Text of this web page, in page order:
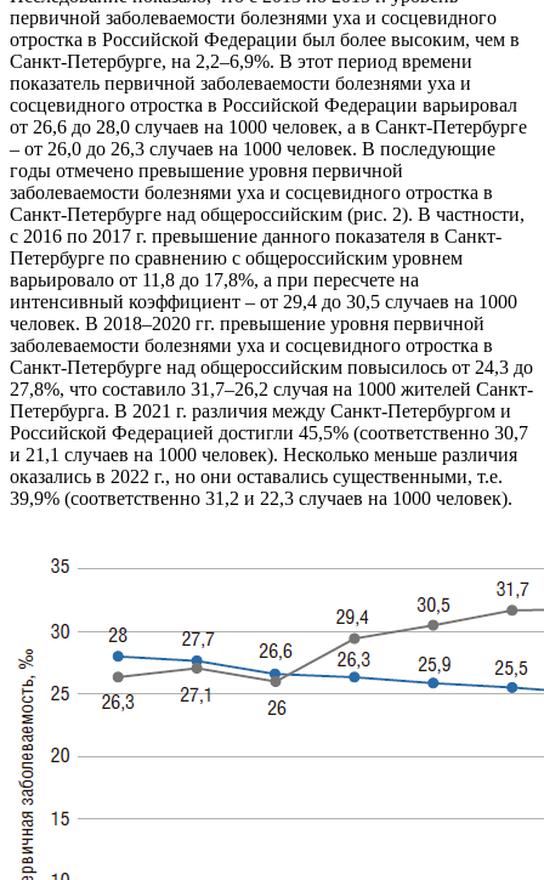
первичной заболеваемости болезнями уха и сосцевидного
отростка в Российской Федерации был более высоким, чем в
Санкт-Петербурге, на 2,2–6,9%. В этот период времени
показатель первичной заболеваемости болезнями уха и
сосцевидного отростка в Российской Федерации варьировал
от 26,6 до 28,0 случаев на 1000 человек, а в Санкт-Петербурге
– от 26,0 до 26,3 случаев на 1000 человек. В последующие
годы отмечено превышение уровня первичной
заболеваемости болезнями уха и сосцевидного отростка в
Санкт-Петербурге над общероссийским (рис. 2). В частности,
с 2016 по 2017 г. превышение данного показателя в Санкт-
Петербурге по сравнению с общероссийским уровнем
варьировало от 11,8 до 17,8%, а при пересчете на
интенсивный коэффициент – от 29,4 до 30,5 случаев на 1000
человек. В 2018–2020 гг. превышение уровня первичной
заболеваемости болезнями уха и сосцевидного отростка в
Санкт-Петербурге над общероссийским повысилось от 24,3 до
27,8%, что составило 31,7–26,2 случая на 1000 жителей Санкт-
Петербурга. В 2021 г. различия между Санкт-Петербургом и
Российской Федерацией достигли 45,5% (соответственно 30,7
и 21,1 случаев на 1000 человек). Несколько меньше различия
оказались в 2022 г., но они оставались существенными, т.е.
39,9% (соответственно 31,2 и 22,3 случаев на 1000 человек).